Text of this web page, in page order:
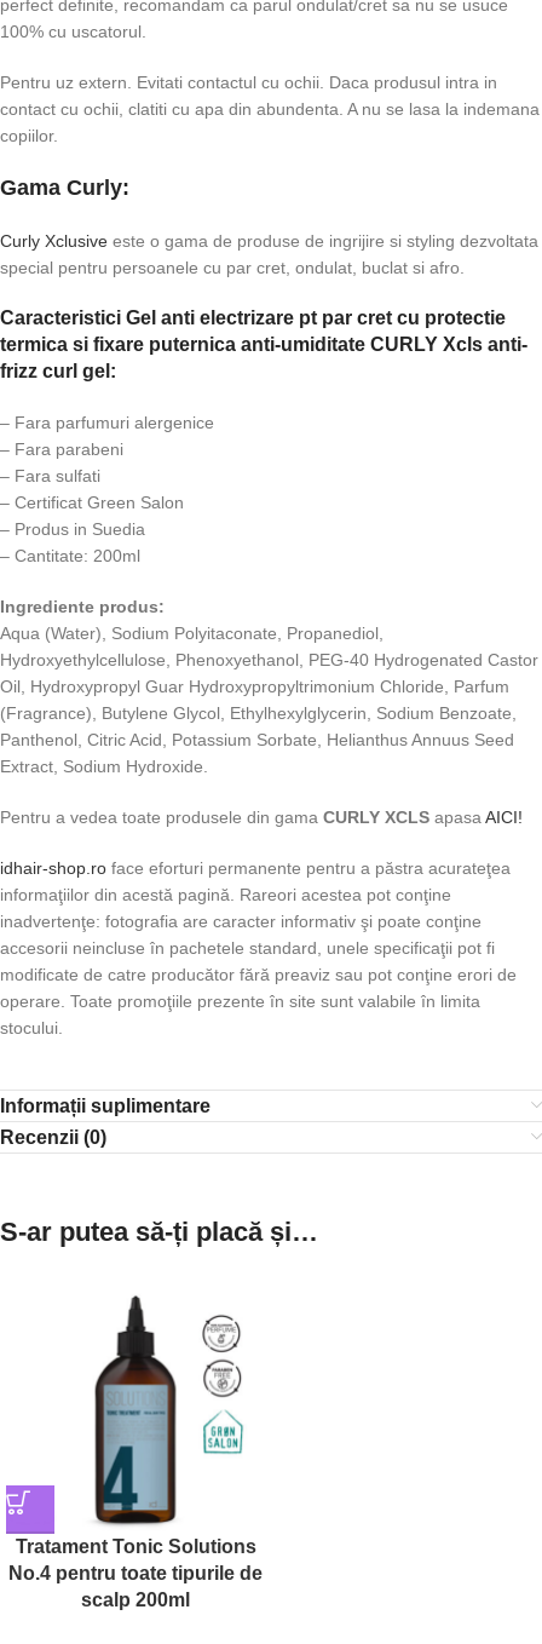
perfect definite, recomandam ca parul ondulat/cret sa nu se usuce
100% cu uscatorul.
Pentru uz extern. Evitati contactul cu ochii. Daca produsul intra in
contact cu ochii, clatiti cu apa din abundenta. A nu se lasa la indemana
copiilor.
Gama Curly:
Curly Xclusive este o gama de produse de ingrijire si styling dezvoltata
special pentru persoanele cu par cret, ondulat, buclat si afro.
Caracteristici Gel anti electrizare pt par cret cu protectie
termica si fixare puternica anti-umiditate CURLY Xcls anti-
frizz curl gel:
– Fara parfumuri alergenice
– Fara parabeni
– Fara sulfati
– Certificat Green Salon
– Produs in Suedia
– Cantitate: 200ml
Ingrediente produs:
Aqua (Water), Sodium Polyitaconate, Propanediol,
Hydroxyethylcellulose, Phenoxyethanol, PEG-40 Hydrogenated Castor
Oil, Hydroxypropyl Guar Hydroxypropyltrimonium Chloride, Parfum
(Fragrance), Butylene Glycol, Ethylhexylglycerin, Sodium Benzoate,
Panthenol, Citric Acid, Potassium Sorbate, Helianthus Annuus Seed
Extract, Sodium Hydroxide.
Pentru a vedea toate produsele din gama CURLY XCLS apasa AICI!
idhair-shop.ro face eforturi permanente pentru a păstra acurateţea
informaţiilor din acestă pagină. Rareori acestea pot conţine
inadvertenţe: fotografia are caracter informativ şi poate conţine
accesorii neincluse în pachetele standard, unele specificaţii pot fi
modificate de catre producător fără preaviz sau pot conţine erori de
operare. Toate promoţiile prezente în site sunt valabile în limita
stocului.
Informații suplimentare
Recenzii (0)
S-ar putea să-ți placă și…
Tratament Tonic Solutions
No.4 pentru toate tipurile de
scalp 200ml